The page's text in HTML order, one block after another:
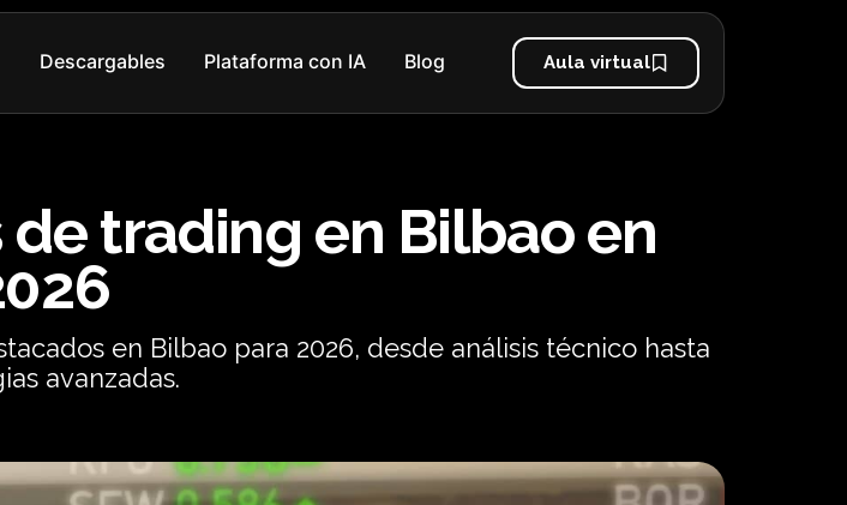
Empezar gratis
Descargables Plataforma con IA Blog Aula virtual
trading en Bilbao en
en Bilbao para 2026, desde análisis técnico hasta
avanzadas.